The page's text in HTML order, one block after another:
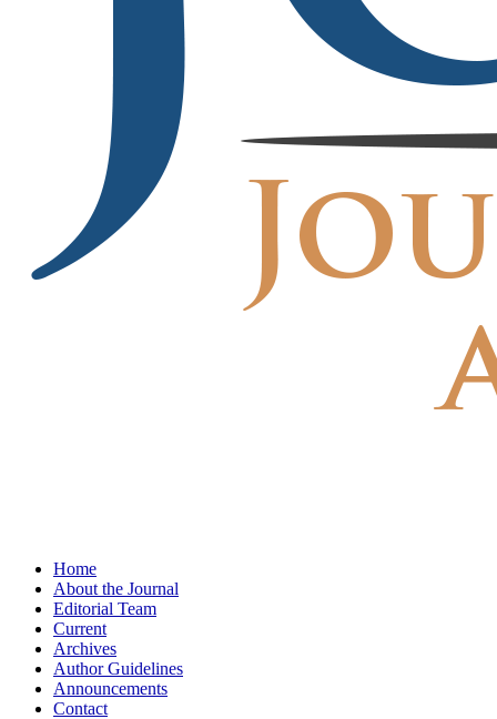
Home
About the Journal
Editorial Team
Current
Archives
Author Guidelines
Announcements
Contact